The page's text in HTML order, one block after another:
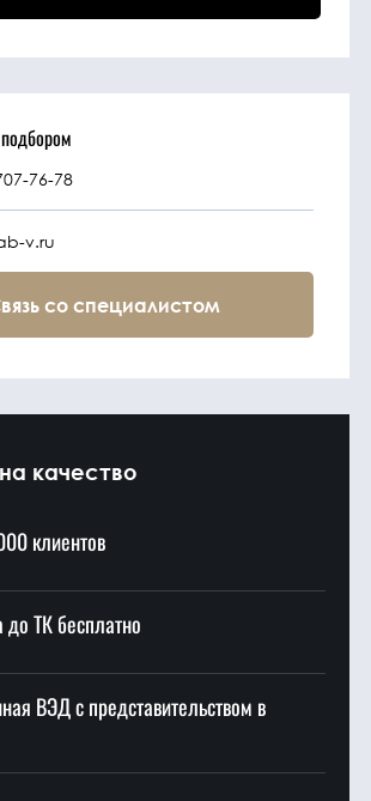
76-78
v.ru
со специалистом
качество
клиентов
до ТК бесплатно
ВЭД с представительством в